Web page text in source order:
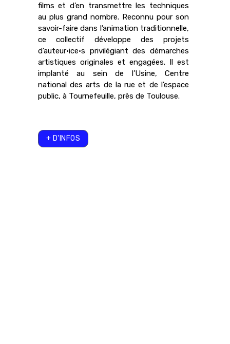
films et d’en transmettre les techniques
au plus grand nombre. Reconnu pour son
savoir-faire dans l’animation traditionnelle,
ce collectif développe des projets
d’auteur·ice·s privilégiant des démarches
artistiques originales et engagées. Il est
implanté au sein de l’Usine, Centre
national des arts de la rue et de l’espace
public, à Tournefeuille, près de Toulouse.
+ D'INFOS